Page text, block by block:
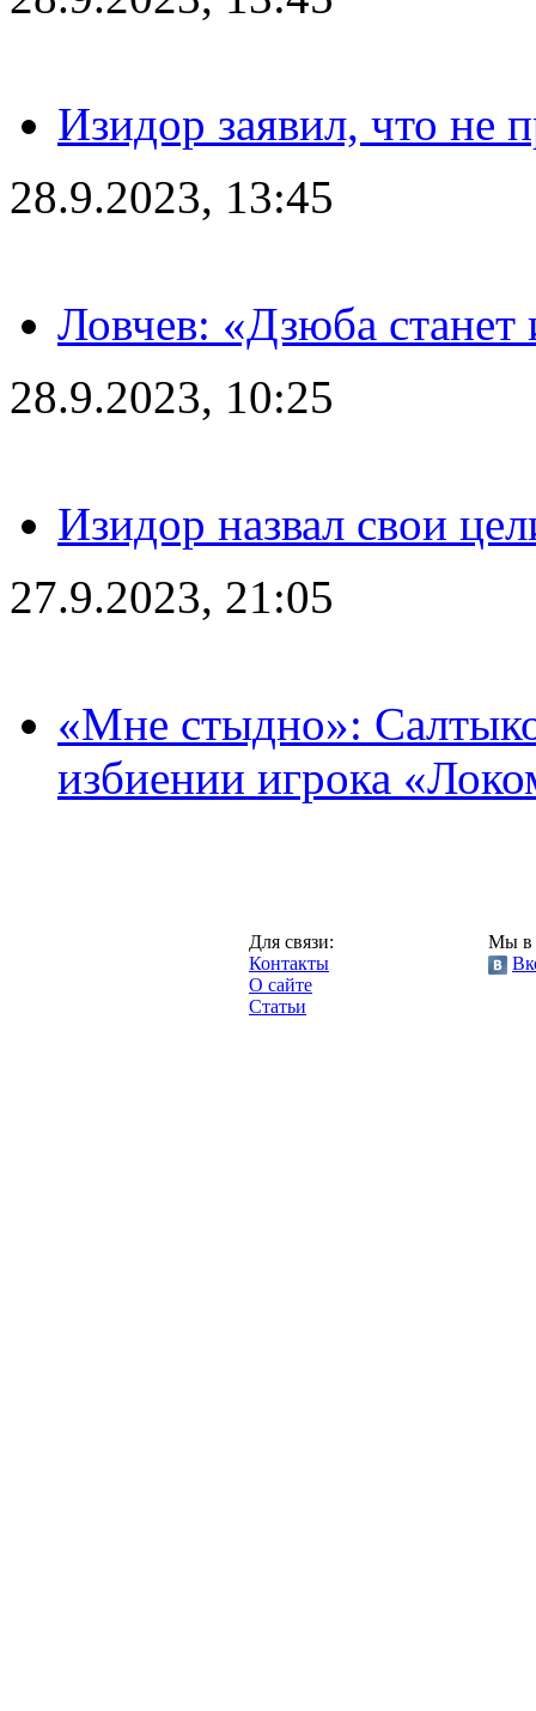
Изидор заявил, что не
28.9.2023, 13:45
Ловчев: «Дзюба станет
28.9.2023, 10:25
Изидор назвал свои
27.9.2023, 21:05
«Мне стыдно»:
избиении игрока
Для связи:
Контакты
О сайте
Статьи
Мы в